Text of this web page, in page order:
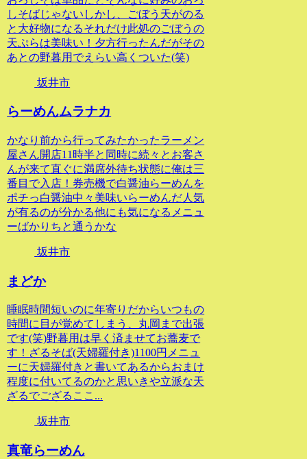
しそばじゃないしかし、ごぼう天がのる
と大好物になるそれだけ此処のごぼうの
天ぷらは美味い！夕方行ったんだがその
あとの野暮用でえらい高くついた(笑)
坂井市
らーめんムラナカ
かなり前から行ってみたかったラーメン
屋さん開店11時半と同時に続々とお客さ
んが来て直ぐに満席外待ち状態に俺は三
番目で入店！券売機で白醤油らーめんを
ポチっ白醤油中々美味いらーめんだ人気
が有るのが分かる他にも気になるメニュ
ーばかりちと通うかな
坂井市
まどか
睡眠時間短いのに年寄りだからいつもの
時間に目が覚めてしまう、丸岡まで出張
です(笑)野暮用は早く済ませてお蕎麦で
す！ざるそば(天婦羅付き)1100円メニュ
ーに天婦羅付きと書いてあるからおまけ
程度に付いてるのかと思いきや立派な天
ざるでござるここ...
坂井市
真竜らーめん